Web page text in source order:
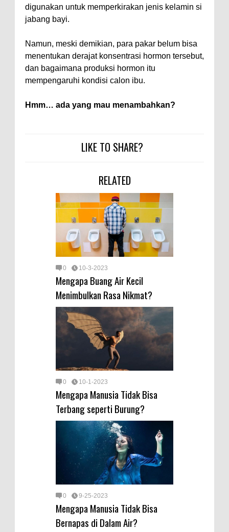
digunakan untuk memperkirakan jenis kelamin si
jabang bayi.
Namun, meski demikian, para pakar belum bisa
menentukan derajat konsentrasi hormon tersebut,
dan bagaimana produksi hormon itu
mempengaruhi kondisi calon ibu.
Hmm… ada yang mau menambahkan?
LIKE TO SHARE?
RELATED
0 10-3-2023
Mengapa Buang Air Kecil
Menimbulkan Rasa Nikmat?
0 10-1-2023
Mengapa Manusia Tidak Bisa
Terbang seperti Burung?
0 9-25-2023
Mengapa Manusia Tidak Bisa
Bernapas di Dalam Air?